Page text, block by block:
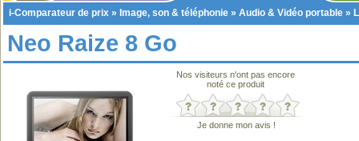
i-Comparateur de prix » Image, son & téléphonie » Audio & Vidéo portable »
Neo Raize 8 Go
Nos visiteurs n'ont pas encore
noté ce produit
Je donne mon avis !